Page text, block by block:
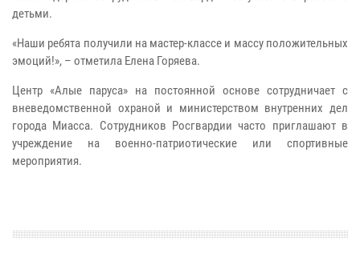
детьми.
«Наши ребята получили на мастер-классе и массу положительных
эмоций!», – отметила Елена Горяева.
Центр «Алые паруса» на постоянной основе сотрудничает с
вневедомственной охраной и министерством внутренних дел
города Миасса. Сотрудников Росгвардии часто приглашают в
учреждение на военно-патриотические или спортивные
мероприятия.